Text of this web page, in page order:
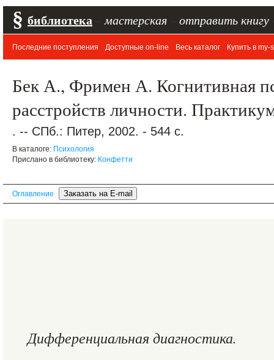
§ библиотека мастерская отправить книгу
Последние поступления Доступные on-line Весь каталог Купить в my-
Бек А., Фримен А. Когнитивная
расстройств личности.
. -- СПб.: Питер, 2002. - 544 с.
В каталоге: Психология
Прислано в библиотеку: Конфетти
Оглавление
Дифференциальная диагностика.